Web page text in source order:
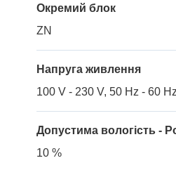
Окремий блок
ZN
Напруга живлення
100 V - 230 V, 50 Hz - 60 Hz
Допустима вологість -
10 %